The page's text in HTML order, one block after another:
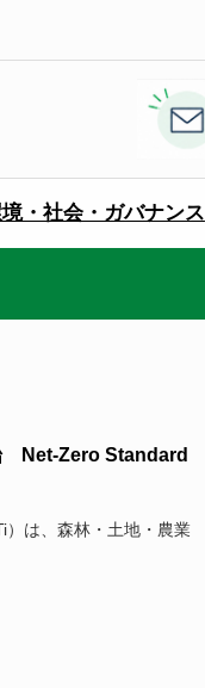
・社会・ガバナンス
Net-Zero Standard
は、森林・土地・農業